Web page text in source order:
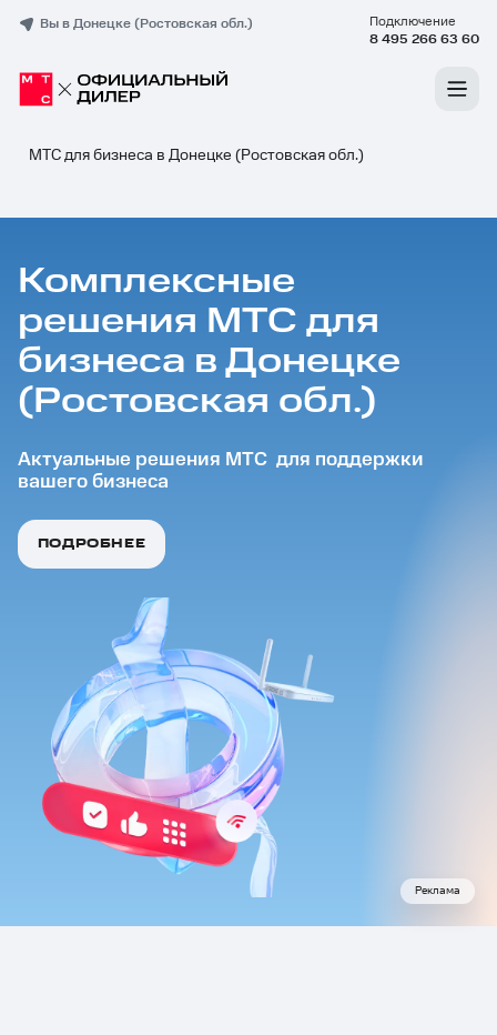
Вы в Донецке (Ростовская обл.)
Подключение
8 495 266 63 60
МТС для бизнеса в Донецке (Ростовская обл.)
Комплексные
решения МТС для
бизнеса в Донецке
(Ростовская обл.)
Актуальные решения МТС для поддержки
вашего бизнеса
ПОДРОБНЕЕ
Реклама